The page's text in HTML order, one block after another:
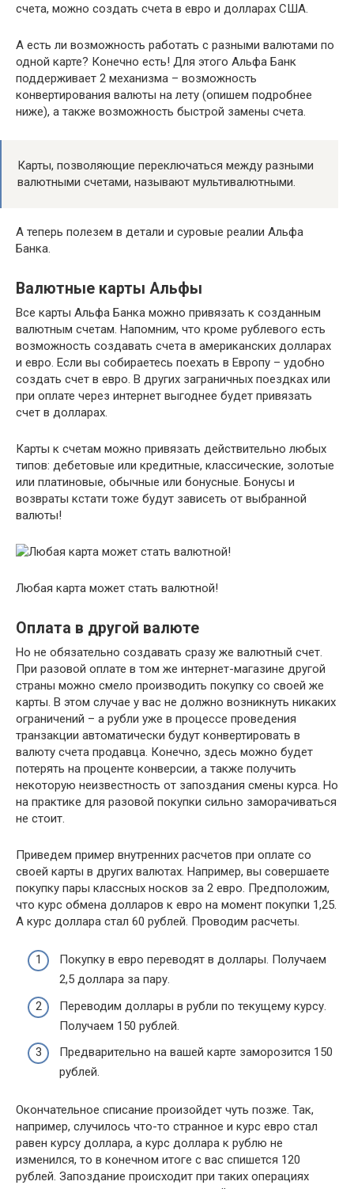
счета, можно создать счета в евро и долларах США.
А есть ли возможность работать с разными валютами по
одной карте? Конечно есть! Для этого Альфа Банк
поддерживает 2 механизма – возможность
конвертирования валюты на лету (опишем подробнее
ниже), а также возможность быстрой замены счета.
Карты, позволяющие переключаться между разными
валютными счетами, называют мультивалютными.
А теперь полезем в детали и суровые реалии Альфа
Банка.
Валютные карты Альфы
Все карты Альфа Банка можно привязать к созданным
валютным счетам. Напомним, что кроме рублевого есть
возможность создавать счета в американских долларах
и евро. Если вы собираетесь поехать в Европу – удобно
создать счет в евро. В других заграничных поездках или
при оплате через интернет выгоднее будет привязать
счет в долларах.
Карты к счетам можно привязать действительно любых
типов: дебетовые или кредитные, классические, золотые
или платиновые, обычные или бонусные. Бонусы и
возвраты кстати тоже будут зависеть от выбранной
валюты!
Любая карта может стать валютной!
Оплата в другой валюте
Но не обязательно создавать сразу же валютный счет.
При разовой оплате в том же интернет-магазине другой
страны можно смело производить покупку со своей же
карты. В этом случае у вас не должно возникнуть никаких
ограничений – а рубли уже в процессе проведения
транзакции автоматически будут конвертировать в
валюту счета продавца. Конечно, здесь можно будет
потерять на проценте конверсии, а также получить
некоторую неизвестность от запоздания смены курса. Но
на практике для разовой покупки сильно заморачиваться
не стоит.
Приведем пример внутренних расчетов при оплате со
своей карты в других валютах. Например, вы совершаете
покупку пары классных носков за 2 евро. Предположим,
что курс обмена долларов к евро на момент покупки 1,25.
А курс доллара стал 60 рублей. Проводим расчеты.
Покупку в евро переводят в доллары. Получаем
2,5 доллара за пару.
Переводим доллары в рубли по текущему курсу.
Получаем 150 рублей.
Предварительно на вашей карте заморозится 150
рублей.
Окончательное списание произойдет чуть позже. Так,
например, случилось что-то странное и курс евро стал
равен курсу доллара, а курс доллара к рублю не
изменился, то в конечном итоге с вас спишется 120
рублей. Запоздание происходит при таких операциях